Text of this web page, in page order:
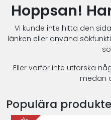
Hoppsan!
Vi kunde inte hitta den
länken eller använd
Eller varför inte utforska
medan
Populära